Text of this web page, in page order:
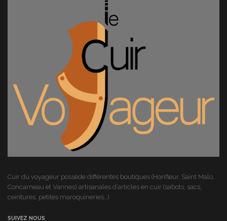
Cuir du voyageur possède différentes boutiques (Honfleur, Saint Malo,
Concarneau et Vannes) artisanales d’articles en cuir (sabots, sacs,
ceintures, petites maroquineries…)
SUIVEZ NOUS